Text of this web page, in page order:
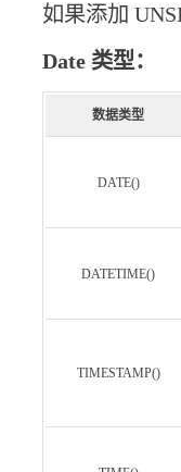
如果添加
Date 类型：
数据类型
DATE()
DATETIME()
TIMESTAMP()